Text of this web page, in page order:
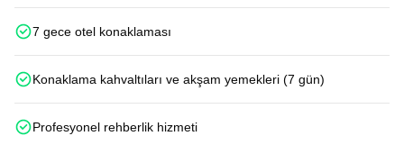
7 gece otel konaklaması
Konaklama kahvaltıları ve akşam yemekleri (7 gün)
Profesyonel rehberlik hizmeti